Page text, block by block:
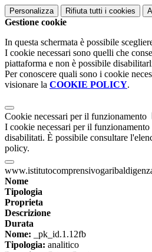
Personalizza Rifiuta tutti i cookies
Gestione cookie
In questa schermata è possibile
I cookie necessari sono quelli che
piattaforma e non è possibile
Per conoscere quali sono i cookie
visionare la COOKIE POLICY.
Cookie necessari per il funzionamento
I cookie necessari per il funzionamento
disabilitati. È possibile consultare
policy.
Nome
Tipologia
Proprieta
Descrizione
Durata
Nome: _pk_id.1.12fb
Tipologia: analitico